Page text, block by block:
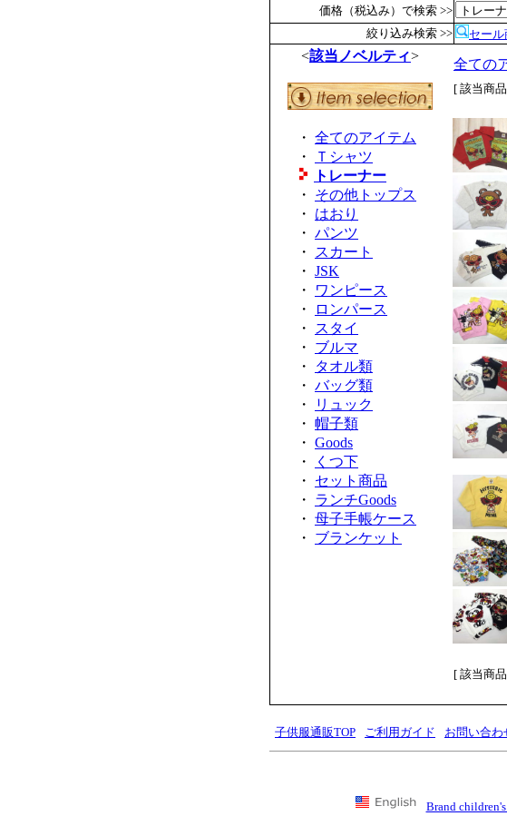
価格（税込み）で検索 >>
絞り込み検索 >>
セール
<該当ノベルティ>
・ 全てのアイテム
・
Ｔシャツ
トレーナー
・ その他トップス
・ はおり
・ パンツ
・ スカート
・ JSK
・
ワンピース
・
ロンパース
・ スタイ
・ ブルマ
・
タオル類
・ バッグ類
・
リュック
・ 帽子類
・ Goods
・
くつ下
・ セット商品
・ ランチGoods
・ 母子手帳ケース
・ ブランケット
全ての
[ 該当商品
[ 該当商品
子供服通販TOP ご利用ガイド お問い合わ
Brand